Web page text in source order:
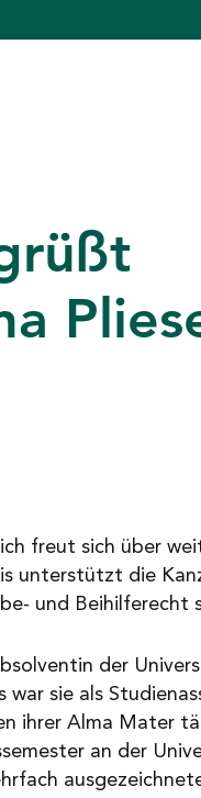
freut sich über
unterstützt die
und Beihilferecht
der
war sie als
ihrer Alma Mater
an der